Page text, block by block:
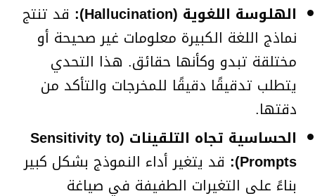
الهلوسة اللغوية (Hallucination):
قد تنتج
نماذج اللغة الكبيرة معلومات غير صحيحة أو
مختلقة تبدو وكأنها حقائق. هذا التحدي
يتطلب تدقيقًا دقيقًا للمخرجات والتأكد من
دقتها.
الحساسية تجاه التلقينات (Sensitivity to
Prompts):
قد يتغير أداء النموذج بشكل كبير
بناءً على التغيرات الطفيفة في صياغة